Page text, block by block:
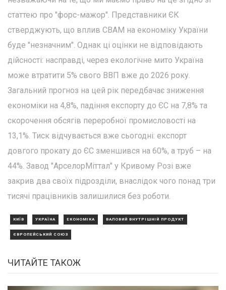
статтею про "форс-мажор". Представники ЄК
стверджують, що вплив CBAM на економіку України
буде "незначним". Однак ці оцінки не відповідають
дійсності: насправді, через екологічне мито Україна
може втратити 5% свого ВВП вже до 2026 року.
Загальний прогноз на цей рік передбачає зниження
економіки на 4,8%, падіння експорту до ЄС на 7,8% та
скорочення обсягів переробної промисловості на
13,1%. Тиск відчувається вже сьогодні: експорт
довгого прокату до ЄС зменшився на 60%, а труб – на
44%. Завод "АрселорМіттал" у Кривому Розі вже
закрив два своїх підрозділи, внаслідок чого понад три
тисячі працівників залишилися без роботи.
КИЇВ УКРАЇНА ЕКОНОМІКА ВАЛОВИЙ ВНУТРІШНІЙ ПРОДУКТ
ЄВРОПЕЙСЬКИЙ СОЮЗ
ЧИТАЙТЕ ТАКОЖ